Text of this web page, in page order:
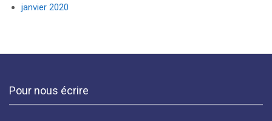
janvier 2020
Pour nous écrire